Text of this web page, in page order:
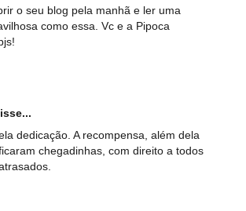
o seu blog pela manhã e ler uma
como essa. Vc e a Pipoca
dedicação. A recompensa, além dela
chegadinhas, com direito a todos